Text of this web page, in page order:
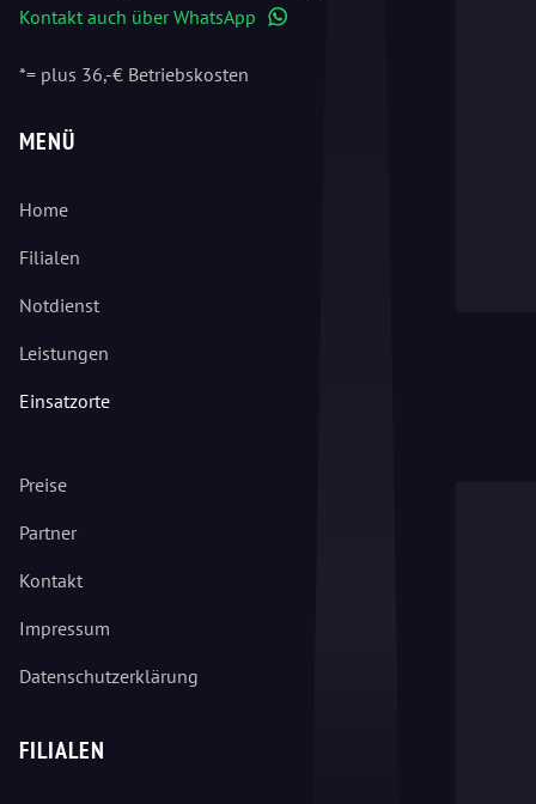
Kontakt auch über WhatsApp
*= plus 36,-€ Betriebskosten
MENÜ
Home
Filialen
Notdienst
Leistungen
Einsatzorte
Preise
Partner
Kontakt
Impressum
Datenschutzerklärung
FILIALEN